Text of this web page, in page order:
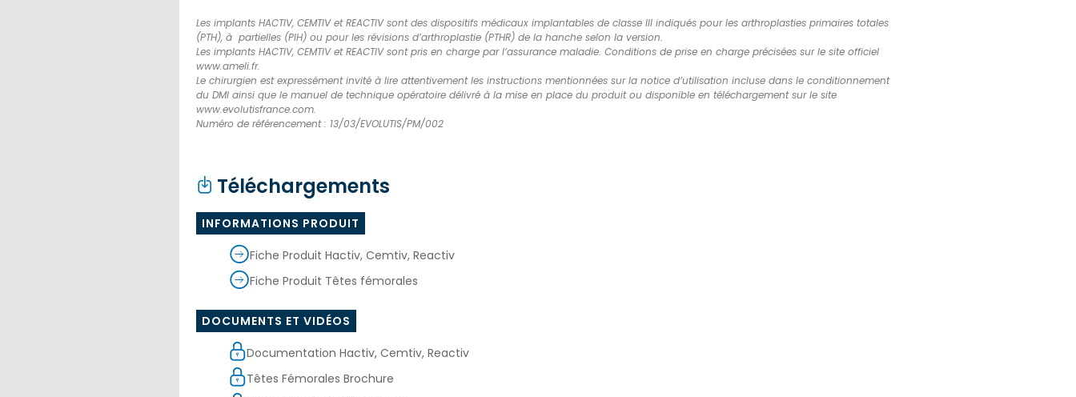
Les implants HACTIV, CEMTIV et REACTIV sont des dispositifs médicaux implantables de classe III indiqués pour les arthroplasties primaires totales
(PTH), à partielles (PIH) ou pour les révisions d’arthroplastie (PTHR) de la hanche selon la version.
Les implants HACTIV, CEMTIV et REACTIV sont pris en charge par l’assurance maladie. Conditions de prise en charge précisées sur le site officiel
www.ameli.fr.
Le chirurgien est expressément invité à lire attentivement les instructions mentionnées sur la notice d’utilisation incluse dans le conditionnement
du DMI ainsi que le manuel de technique opératoire délivré à la mise en place du produit ou disponible en téléchargement sur le site
www.evolutisfrance.com.
Numéro de référencement : 13/03/EVOLUTIS/PM/002
Téléchargements
INFORMATIONS PRODUIT
Fiche Produit Hactiv, Cemtiv, Reactiv
Fiche Produit Têtes fémorales
DOCUMENTS ET VIDÉOS
Documentation Hactiv, Cemtiv, Reactiv
Têtes Fémorales Brochure